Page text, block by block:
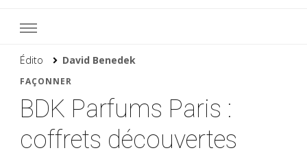
Édito David Benedek
FAÇONNER
BDK Parfums Paris :
coffrets découvertes